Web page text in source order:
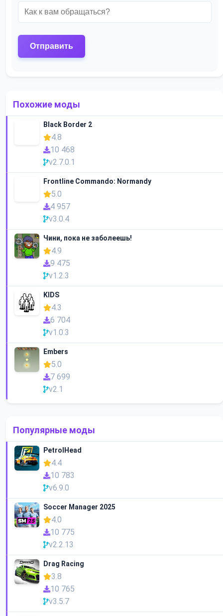
Похожие моды
Black Border 2
4.8
10 468
v2.7.0.1
Frontline Commando: Normandy
5.0
4 957
v3.0.4
Чини, пока не заболеешь!
4.9
9 475
v1.2.3
KIDS
4.3
6 704
v1.0.3
Embers
5.0
7 699
v2.1
Популярные моды
PetrolHead
4.4
10 783
v6.9.0
Soccer Manager 2025
4.0
10 775
v2.2.13
Drag Racing
3.8
10 765
v3.5.7